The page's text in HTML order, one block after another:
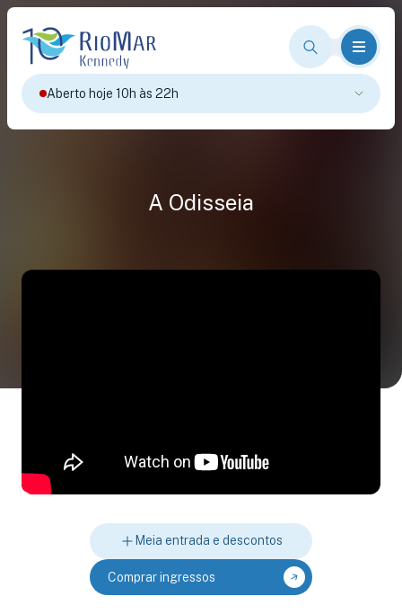
Aberto hoje 10h às 22h
A Odisseia
Meia entrada e descontos
Comprar ingressos